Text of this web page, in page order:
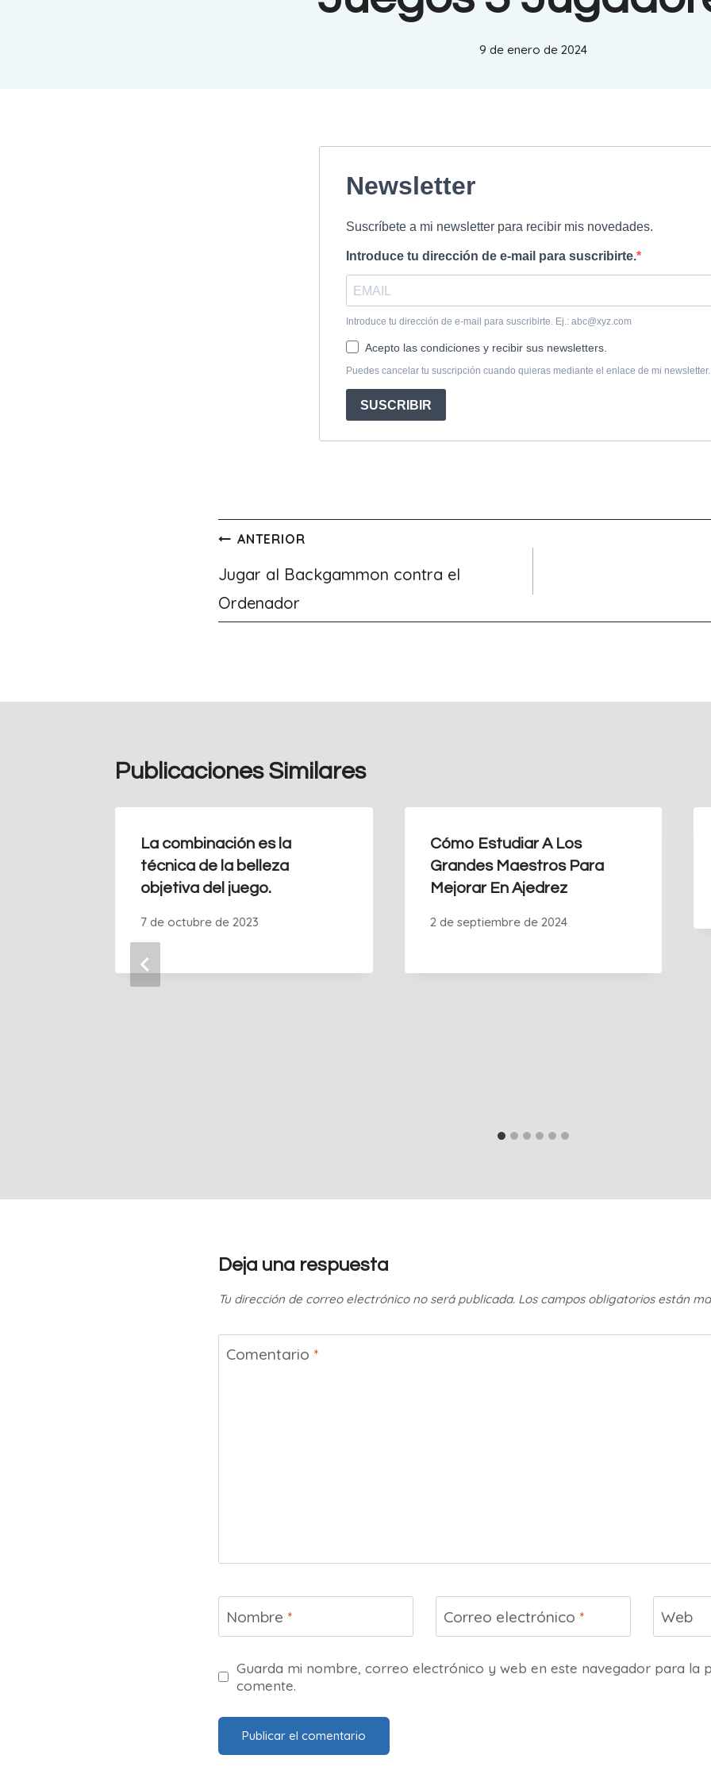
9 de enero de 2024
Navegación
de
entradas
ANTERIOR
Jugar al Backgammon contra el
Ordenador
Publicaciones Similares
La combinación es la
técnica de la belleza
objetiva del juego.
7 de octubre de 2023
Cómo Estudiar A Los
Grandes Maestros Para
Mejorar En Ajedrez
2 de septiembre de 2024
Deja una respuesta
Tu dirección de correo electrónico no será publicada. Los campos obligatorios están
Comentario *
Nombre * Correo electrónico * Web
Guarda mi nombre, correo electrónico y web en este navegador para la
comente.